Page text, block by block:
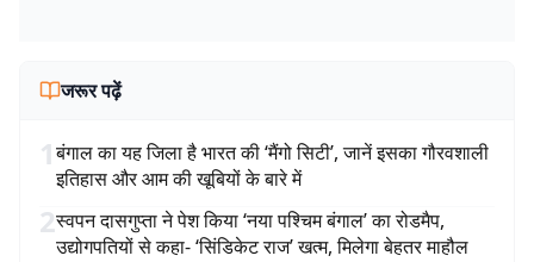
जरूर पढ़ें
1बंगाल का यह जिला है भारत की ‘मैंगो सिटी’, जानें इसका गौरवशाली
इतिहास और आम की खूबियों के बारे में
2स्वपन दासगुप्ता ने पेश किया ‘नया पश्चिम बंगाल’ का रोडमैप,
उद्योगपतियों से कहा- ‘सिंडिकेट राज’ खत्म, मिलेगा बेहतर माहौल